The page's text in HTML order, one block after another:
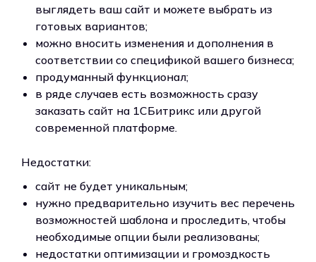
выглядеть ваш сайт и можете выбрать из
готовых вариантов;
можно вносить изменения и дополнения в
соответствии со спецификой вашего бизнеса;
продуманный функционал;
в ряде случаев есть возможность сразу
заказать сайт на 1СБитрикс или другой
современной платформе.
Недостатки:
сайт не будет уникальным;
нужно предварительно изучить вес перечень
возможностей шаблона и проследить, чтобы
необходимые опции были реализованы;
недостатки оптимизации и громоздкость